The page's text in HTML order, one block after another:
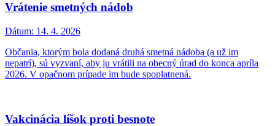
Vrátenie smetných nádob
Dátum: 14. 4. 2026
Občania, ktorým bola dodaná druhá smetná nádoba (a už im
nepatrí), sú vyzvaní, aby ju vrátili na obecný úrad do konca apríla
2026. V opačnom prípade im bude spoplatnená.
Vakcinácia líšok proti besnote